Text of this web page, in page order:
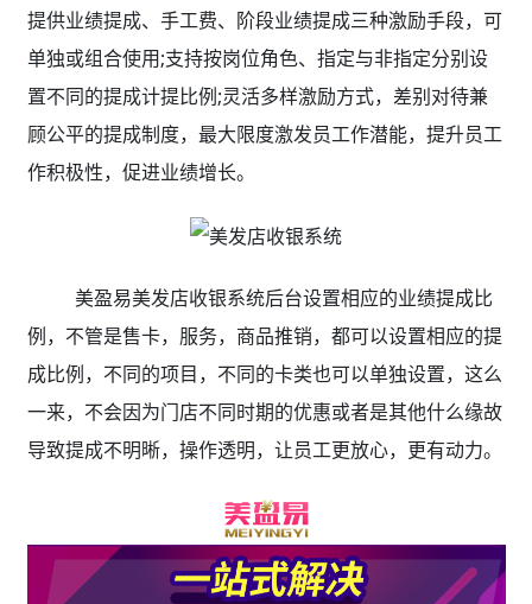
提供业绩提成、手工费、阶段业绩提成三种激励手段，可
单独或组合使用;支持按岗位角色、指定与非指定分别设
置不同的提成计提比例;灵活多样激励方式，差别对待兼
顾公平的提成制度，最大限度激发员工作潜能，提升员工
作积极性，促进业绩增长。
美盈易美发店收银系统后台设置相应的业绩提成比
例，不管是售卡，服务，商品推销，都可以设置相应的提
成比例，不同的项目，不同的卡类也可以单独设置，这么
一来，不会因为门店不同时期的优惠或者是其他什么缘故
导致提成不明晰，操作透明，让员工更放心，更有动力。